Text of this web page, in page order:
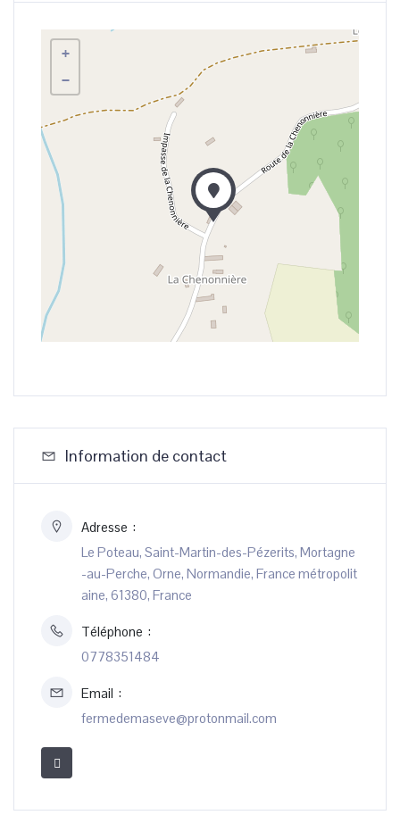
+
−
Information de contact
Adresse
Le Poteau, Saint-Martin-des-Pézerits, Mortagne
-au-Perche, Orne, Normandie, France métropolit
aine, 61380, France
Téléphone
0778351484
Email
fermedemaseve@protonmail.com